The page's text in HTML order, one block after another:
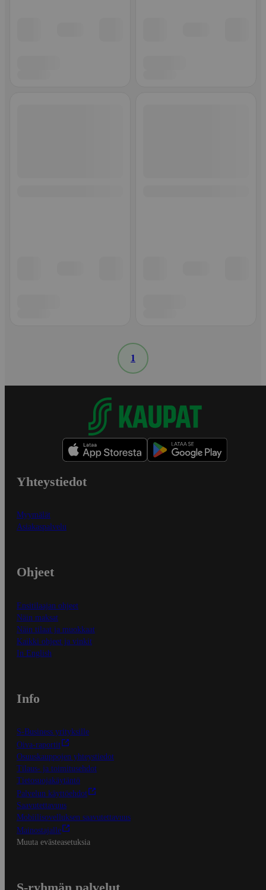
1
Yhteystiedot
Myymälät
Asiakaspalvelu
Ohjeet
Ensitilaajan ohjeet
Näin maksat
Näin tilaat ja muokkaat
Kaikki ohjeet ja vinkit
In English
Info
S-Business yrityksille
Oiva-raportit
Osuuskauppojen yhteystiedot
Tilaus- ja toimitusehdot
Tietosuojakäytäntö
Palvelun käyttöehdot
Saavutettavuus
Mobiilisovelluksen saavutettavuus
Mainostajalle
Muuta evästeasetuksia